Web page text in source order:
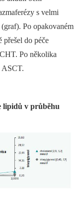
s velmi
Po opakovaném
přešel do péče
Po několika
ASCT.
lipidů v průběhu